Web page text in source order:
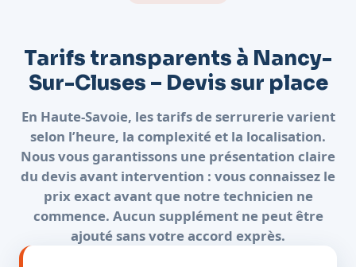
Tarifs transparents à Nancy-
Sur-Cluses – Devis sur place
En Haute-Savoie, les tarifs de serrurerie varient
selon l’heure, la complexité et la localisation.
Nous vous garantissons une présentation claire
du devis avant intervention : vous connaissez le
prix exact avant que notre technicien ne
commence. Aucun supplément ne peut être
ajouté sans votre accord exprès.